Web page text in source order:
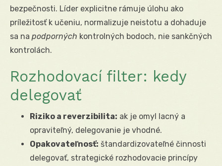
bezpečnosti. Líder explicitne rámuje úlohu ako
príležitosť k učeniu, normalizuje neistotu a dohaduje
sa na podporných kontrolných bodoch, nie sankčných
kontrolách.
Rozhodovací filter: kedy
delegovať
Riziko a reverzibilita: ak je omyl lacný a
opraviteľný, delegovanie je vhodné.
Opakovateľnosť: štandardizovateľné činnosti
delegovať, strategické rozhodovacie princípy